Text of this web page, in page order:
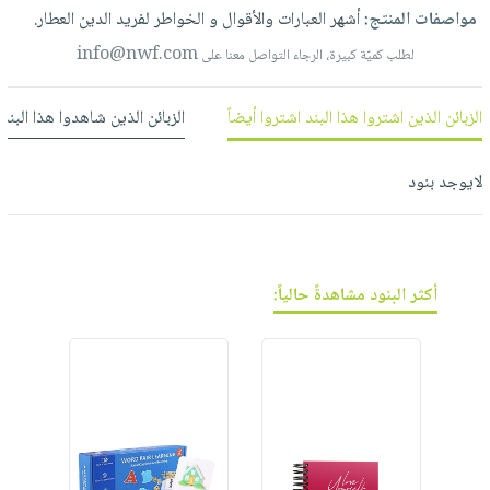
العناية
بالأسنان
والتغذية
أدوات
الأوعية
والتخزين
المطبخ
الأكثر
للمدارس
اكسسوارات
ملابس
مطرزات
شحن
بنود
مختارة
اشتراكات
الاشتراكات
iKitab
بحث
متقدم
وفرات
مواصفات المنتج:أشهرالعبارات والأقوال و الخواطرلفريد الدين العطار.
لطلب كميّة كبيرة، الرجاء التواصل معنا علىinfo@nwf.com
الزبائن الذين اشتروا هذا البند اشتروا أيضاً الزبائن الذين شاهدوا هذا
لايوجد بنود
أكثر البنود مشاهدةً حالياً: